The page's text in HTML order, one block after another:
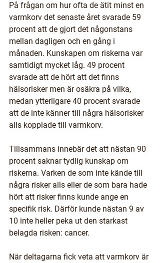
På frågan om hur ofta de ätit minst en
varmkorv det senaste året svarade 59
procent att de gjort det någonstans
mellan dagligen och en gång i
månaden. Kunskapen om riskerna var
samtidigt mycket låg. 49 procent
svarade att de hört att det finns
hälsorisker men är osäkra på vilka,
medan ytterligare 40 procent svarade
att de inte känner till några hälsorisker
alls kopplade till varmkorv.
Tillsammans innebär det att nästan 90
procent saknar tydlig kunskap om
riskerna. Varken de som inte kände till
några risker alls eller de som bara hade
hört att risker finns kunde ange en
specifik risk. Därför kunde nästan 9 av
10 inte heller peka ut den starkast
belagda risken: cancer.
När deltagarna fick veta att varmkorv är